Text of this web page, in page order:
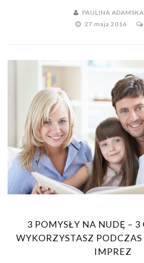
PAULINA ADAMSKA
27 maja 2016
3 POMYSŁY NA NUDĘ – 3
WYKORZYSTASZ
IMPREZ